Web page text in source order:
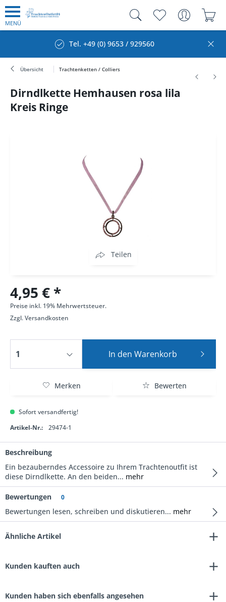
MENÜ
Tel. +49 (0) 9653 / 929560
Übersicht Trachtenketten / Colliers
Dirndlkette Hemhausen rosa lila
Kreis Ringe
Teilen
4,95 € *
Preise inkl. 19% Mehrwertsteuer.
Zzgl.Versandkosten
In den Warenkorb
Merken Bewerten
Sofort versandfertig!
Artikel-Nr.:
29474-1
Beschreibung
Ein bezauberndes Accessoire zu Ihrem Trachtenoutfit ist
diese Dirndlkette. An den beiden... mehr
Bewertungen 0
Bewertungen lesen, schreiben und diskutieren... mehr
Ähnliche Artikel
Kunden kauften auch
Kunden haben sich ebenfalls angesehen